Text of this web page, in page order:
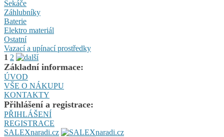
Sekáče
Záhlubníky
Baterie
Elektro materiál
Ostatní
Vazací a upínací prostředky
1 2
Základní informace:
ÚVOD
VŠE O NÁKUPU
KONTAKTY
Přihlášení a registrace:
PŘIHLÁŠENÍ
REGISTRACE
SALEXnaradi.cz